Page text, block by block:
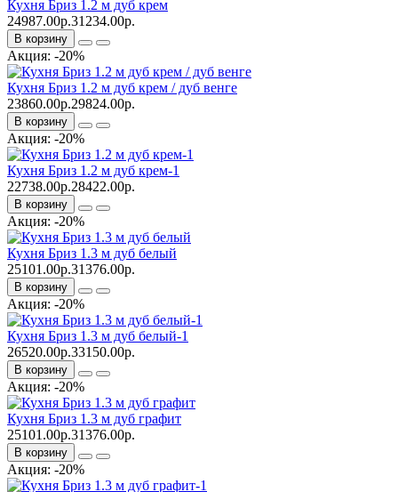
Кухня Бриз 1.2 м дуб крем
24987.00р.31234.00р.
В корзину
Акция: -20%
Кухня Бриз 1.2 м дуб крем / дуб венге
23860.00р.29824.00р.
В корзину
Акция: -20%
Кухня Бриз 1.2 м дуб крем-1
22738.00р.28422.00р.
В корзину
Акция: -20%
Кухня Бриз 1.3 м дуб белый
25101.00р.31376.00р.
В корзину
Акция: -20%
Кухня Бриз 1.3 м дуб белый-1
26520.00р.33150.00р.
В корзину
Акция: -20%
Кухня Бриз 1.3 м дуб графит
25101.00р.31376.00р.
В корзину
Акция: -20%